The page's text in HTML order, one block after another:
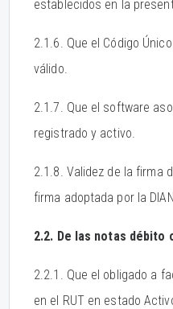
establecidos en la
2.1.6. Que el Código
válido.
2.1.7. Que el software
registrado y activo.
2.1.8. Validez de la firma
firma adoptada por la
2.2. De las notas débito
2.2.1. Que el obligado a
en el RUT en estado